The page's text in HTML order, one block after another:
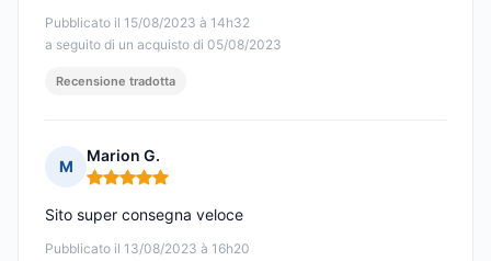
Pubblicato il 15/08/2023 à 14h32
a seguito di un acquisto di 05/08/2023
Recensione tradotta
M
Marion G.
Nota: 5 su 5
Pubblicato il 13/08/2023 à 16h20
Sito super consegna veloce